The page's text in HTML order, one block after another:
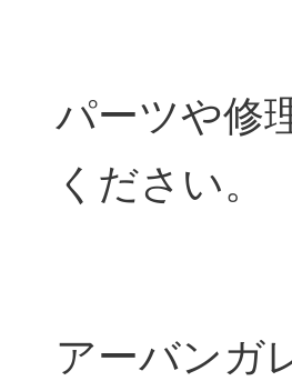
パーツや修
ください。
アーバン